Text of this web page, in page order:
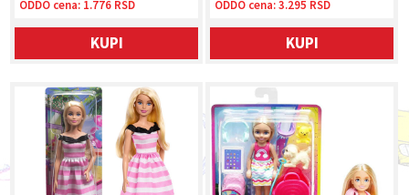
ODDO cena:3.295 RSD
KUPI
ODDO cena: 1.776 RSD
KUPI